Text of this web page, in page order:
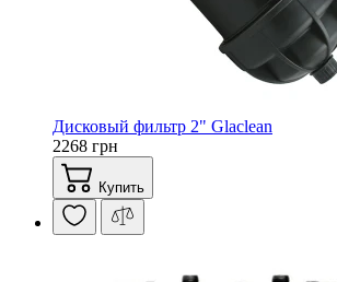
Дисковый фильтр 2" Glaclean
2268 грн
Купить